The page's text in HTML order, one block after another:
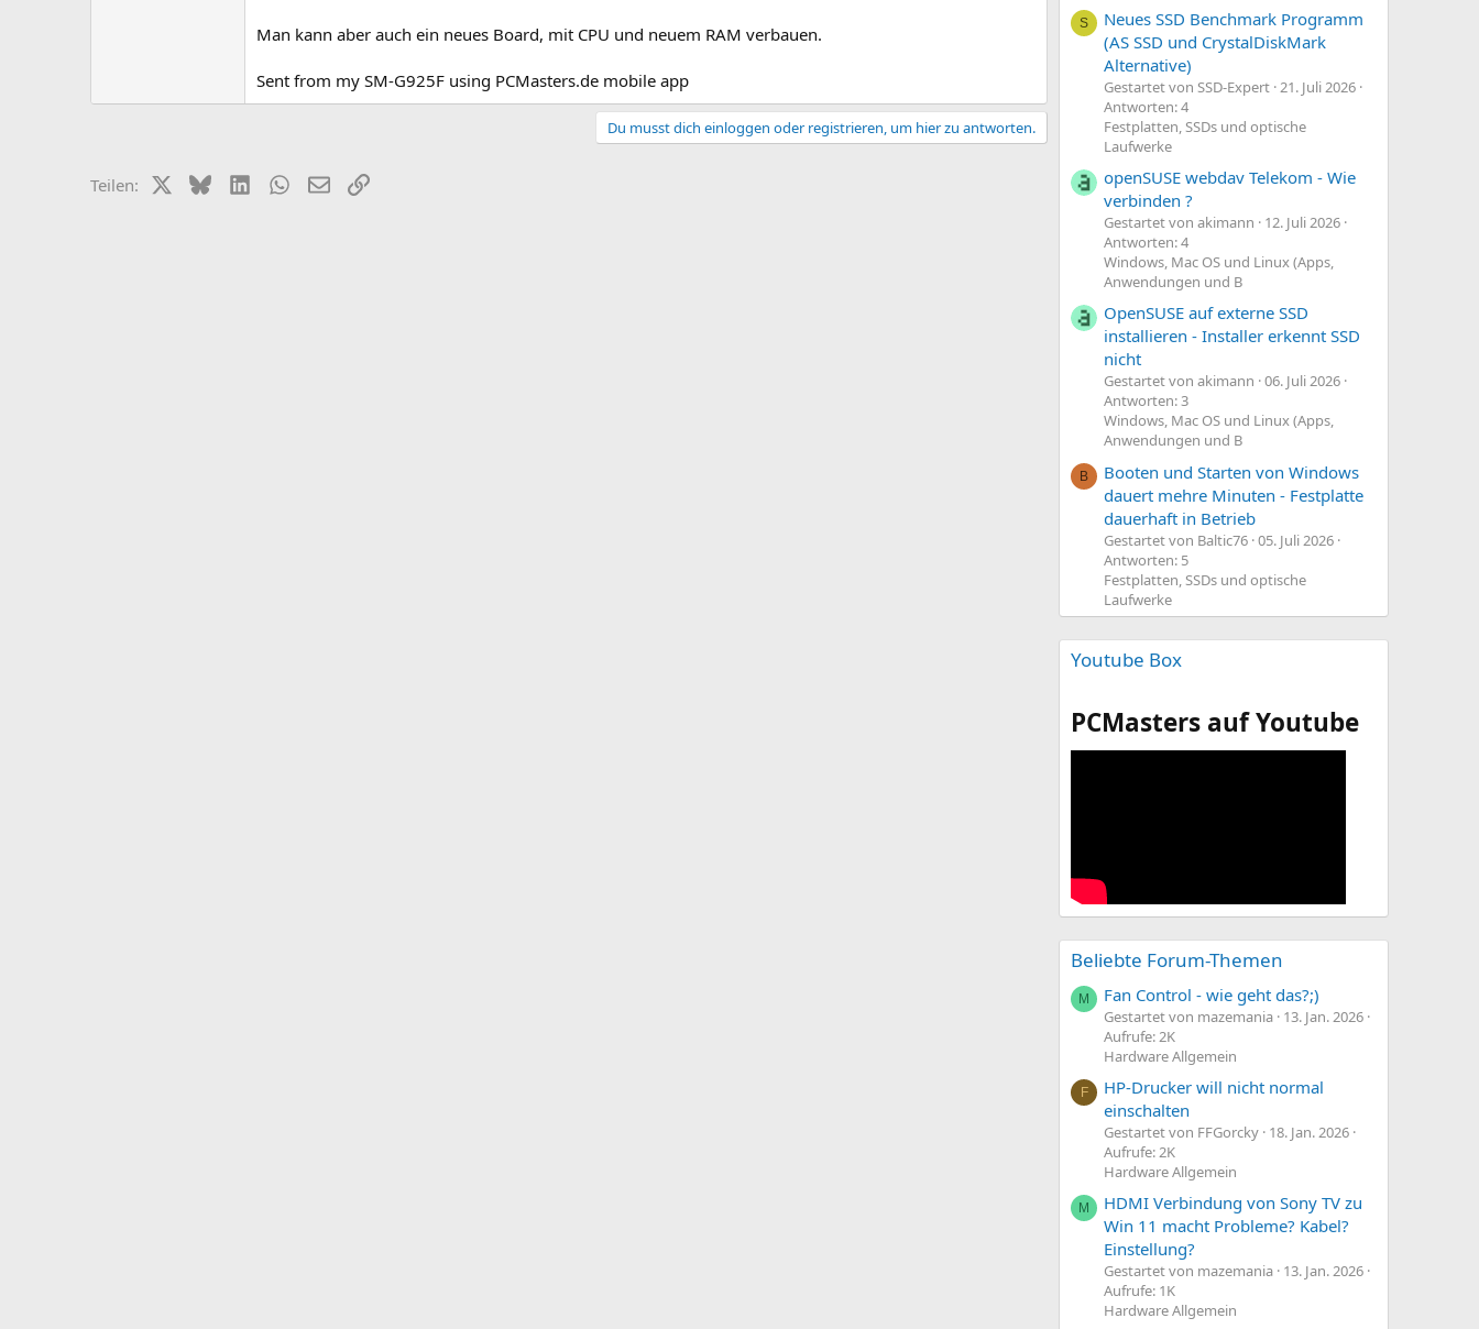
Man kann aber auch ein neues Board, mit CPU und neuem RAM verbauen.
Sent from my SM-G925F using PCMasters.de mobile app
Du musst dich einloggen oder registrieren, um hier zu antworten.
Teilen: X (Twitter)
BlueskyLinkedInWhatsApp
E-MailLink
S
Neues SSD Benchmark Programm
(AS SSD und CrystalDiskMark
Alternative)
Gestartet von SSD-Expert 21. Juli 2026
Antworten: 4
Festplatten, SSDs und optische
Laufwerke
openSUSE webdav Telekom - Wie
verbinden ?
Gestartet von akimann
12. Juli 2026
Antworten: 4
Windows, Mac OS und Linux (Apps,
Anwendungen und B
OpenSUSE auf externe SSD
installieren - Installer erkennt SSD
nicht
Gestartet von akimann 06. Juli 2026
Antworten: 3
Windows, Mac OS und Linux (Apps,
Anwendungen und B
B
Booten und Starten von Windows
dauert mehre Minuten - Festplatte
dauerhaft in Betrieb
Gestartet von Baltic76 05. Juli 2026
Antworten: 5
Festplatten, SSDs und optische
Laufwerke
Youtube Box
PCMasters auf Youtube
Beliebte Forum-Themen
M Fan Control - wie geht das?;)
Gestartet von mazemania 13. Jan. 2026
Aufrufe: 2K
Hardware Allgemein
F
HP-Drucker will nicht normal
einschalten
Gestartet von FFGorcky 18. Jan. 2026
Aufrufe: 2K
Hardware Allgemein
M
HDMI Verbindung von Sony TV zu
Win 11 macht Probleme? Kabel?
Einstellung?
Gestartet von mazemania 13. Jan. 2026
Aufrufe: 1K
Hardware Allgemein